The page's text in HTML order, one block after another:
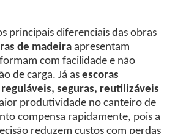
principais diferenciais das obras
de madeiraapresentam
com facilidade e não
de carga. Já as escoras
reguláveis, seguras, reutilizáveis
produtividade no canteiro de
compensa rapidamente, pois a
reduzem custos com perdas